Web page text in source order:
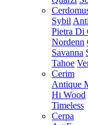
Sybil
Pietra Di
Nordenn
Savanna
Tahoe
Cerim
Antique
Hi Wood
Timeless
Cerpa